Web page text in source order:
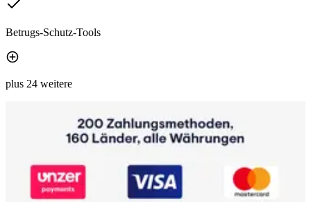
Betrugs-Schutz-Tools
plus 24 weitere